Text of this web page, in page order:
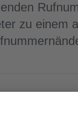
zu einem